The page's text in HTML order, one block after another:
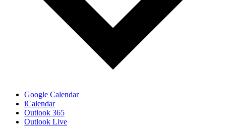
Google Calendar
iCalendar
Outlook 365
Outlook Live